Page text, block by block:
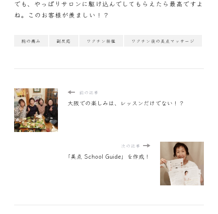
でも、やっぱりサロンに駆け込んでしてもらえたら最高ですよ
ね。このお客様が羨ましい！？
腕の痛み 副反応 ワクチン接種 ワクチン後の美点マッサージ
前の記事
大阪での楽しみは、レッスンだけでない！？
次の記事
「美点 School Guide」を作成！